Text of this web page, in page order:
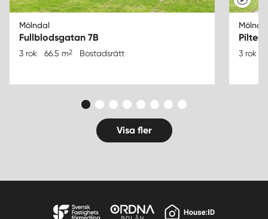
Mölndal
Fullblodsgatan 7B
3 rok 66.5 m2 Bostadsrätt 3 rok
Visa fler